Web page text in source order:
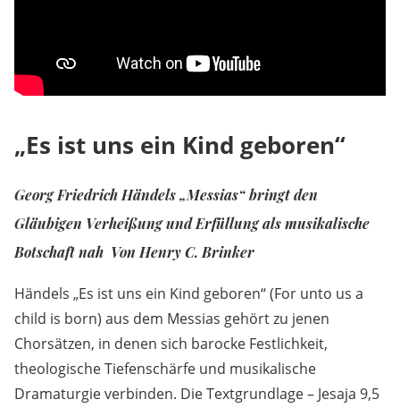
„Es ist uns ein Kind geboren“
Georg Friedrich Händels „Messias“ bringt den
Gläubigen Verheißung und Erfüllung als musikalische
Botschaft nah Von Henry C. Brinker
Händels „Es ist uns ein Kind geboren“ (For unto us a
child is born) aus dem Messias gehört zu jenen
Chorsätzen, in denen sich barocke Festlichkeit,
theologische Tiefenschärfe und musikalische
Dramaturgie verbinden. Die Textgrundlage – Jesaja 9,5